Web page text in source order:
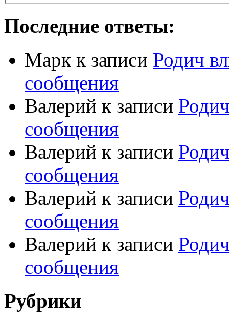
Последние ответы:
Марк к записи Родич
сообщения
Валерий к записи
сообщения
Валерий к записи
сообщения
Валерий к записи
сообщения
Валерий к записи
сообщения
Рубрики